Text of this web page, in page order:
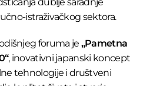
istraživačkog sektora.
foruma je„Pametna
, inovativni japanski koncept
tehnologije i društveni